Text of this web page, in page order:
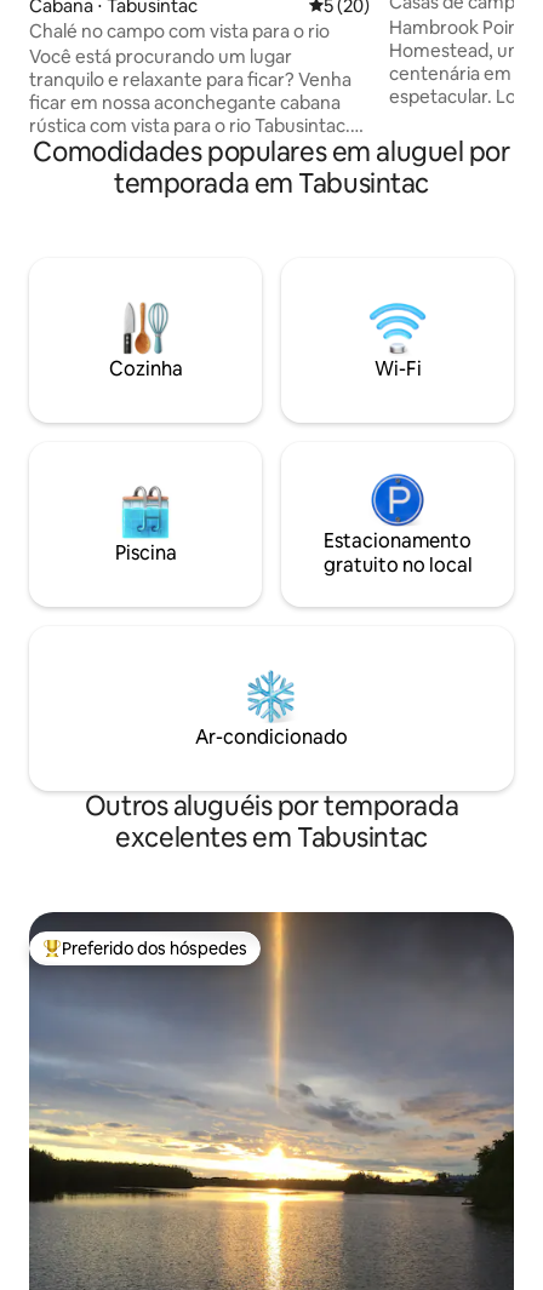
Cabana ⋅ Tabusintac 5 de uma avaliação média
5 (20)
Chalé no campo com vista para o rio
Você está procurando um lugar
tranquilo e relaxante para ficar? Venha
ficar em nossa aconchegante cabana
rústica com vista para o rio Tabusintac.
Cabana com cozinha, sala, quarto e
banheiro de 3/4, acomoda quatro
pessoas. Um ótimo lugar para andar de
apenas 20 minutos de distância e muitas
outras atrações ao longo da Acadian
Drive. Para sua aventura de inverno,
estamos localizados a 60 metros da
Retiro em casa
Hambrook Point
Homestead, uma
centenária em
espetacular.
Ele tem acesso a
mundialmente
privados de
maioria das
incluindo fogão a
privativa com
um toque vintage.
Comodidades populares em aluguel por
temporada em Tabusintac
Cozinha Wi-Fi
Piscina
Estacionamento
gratuito no local
Ar-condicionado
Outros aluguéis por temporada
excelentes em Tabusintac
Entre os melhores preferidos dos hóspedes
Preferido dos hóspedes